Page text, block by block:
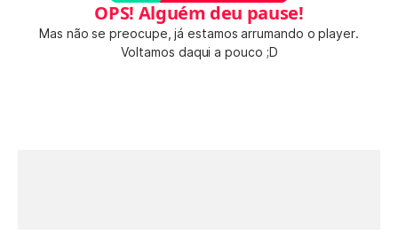
OPS! Alguém deu pause!
Mas não se preocupe, já estamos arrumando o player.
Voltamos daqui a pouco ;D